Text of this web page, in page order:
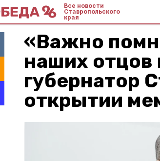
Все новости
Ставропольского
края
«Важно
наших отцов
губернатор
открытии